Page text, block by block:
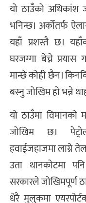
यो ठाउँको अधिकांश
भनिन्छ। अर्कोतर्फ
यहाँ प्रशस्तै छ।
घरजग्गा बेच्ने प्रयास
मान्छे कोही छैन।
बस्नु जोखिम हो भन्ने
यो ठाउँमा विमानको
जोखिम छ।
हवाईजहाजमा लाग्ने
उता थानकोटमा
सरकारले जोखिमपूर्ण
धेरै मुलुकमा